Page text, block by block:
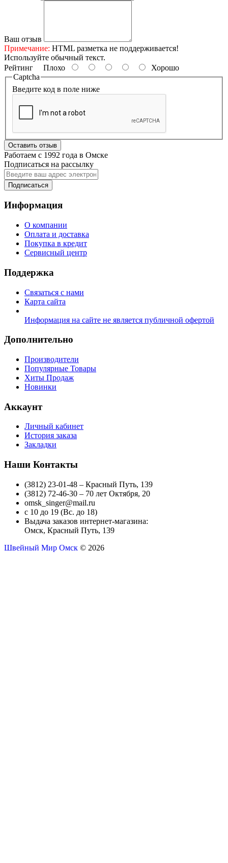
Ваш отзыв
Примечание: HTML разметка не поддерживается!
Используйте обычный текст.
Рейтинг Плохо
Хорошо
Captcha
Введите код в поле ниже
Оставить отзыв
Работаем с 1992 года в Омске
Подписаться на рассылку
Подписаться
Информация
О компании
Оплата и доставка
Покупка в кредит
Сервисный центр
Поддержка
Связаться с нами
Карта сайта
Информация на сайте не является публичной офертой
Дополнительно
Производители
Популярные Товары
Хиты Продаж
Новинки
Аккаунт
Личный кабинет
История заказа
Закладки
Наши Контакты
(3812) 23-01-48 – Красный Путь, 139
(3812) 72-46-30 – 70 лет Октября, 20
omsk_singer@mail.ru
с 10 до 19 (Вс. до 18)
Выдача заказов интернет-магазина:
Омск, Красный Путь, 139
Швейный Мир Омск © 2026